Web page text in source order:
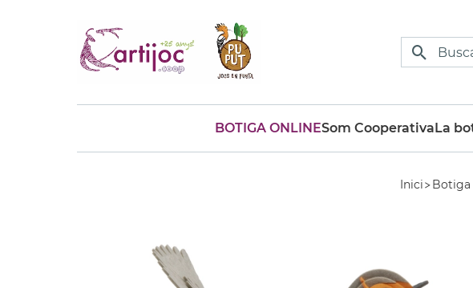
BOTIGA ONLINESom CooperativaLa
Inici Botiga